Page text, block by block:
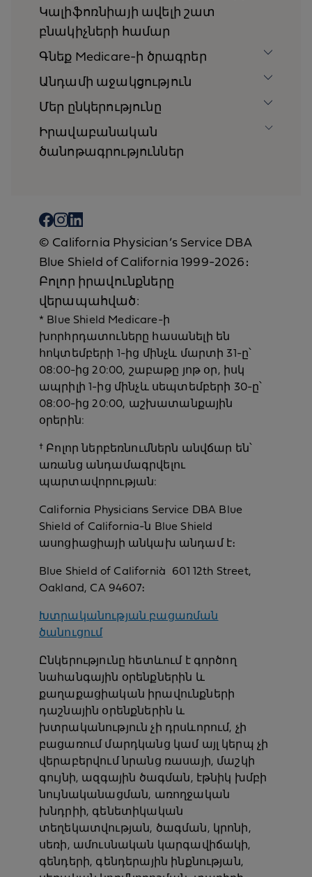
Կալիֆոռնիայի ավելի շատ
բնակիչների համար
Գնեք Medicare-ի ծրագրեր
Անդամի աջակցություն
Մեր ընկերությունը
Իրավաբանական
ծանոթագրություններ
© California Physician’s Service DBA
Blue Shield of California 1999-2026։
Բոլոր իրավունքները
վերապահված:
* Blue Shield Medicare-ի
խորհրդատուները հասանելի են
հոկտեմբերի 1-ից մինչև մարտի 31-ը՝
08:00-ից 20:00, շաբաթը յոթ օր, իսկ
ապրիլի 1-ից մինչև սեպտեմբերի 30-ը՝
08:00-ից 20:00, աշխատանքային
օրերին:
† Բոլոր ներբեռնումներն անվճար են՝
առանց անդամագրվելու
պարտավորության:
California Physicians Service DBA Blue
Shield of California-ն Blue Shield
ասոցիացիայի անկախ անդամ է։
Blue Shield of California` 601 12th Street,
Oakland, CA 94607։
Խտրականության բացառման
ծանուցում
Ընկերությունը հետևում է գործող
նահանգային օրենքներին և
քաղաքացիական իրավունքների
դաշնային օրենքներին և
խտրականություն չի դրսևորում, չի
բացառում մարդկանց կամ այլ կերպ չի
վերաբերվում նրանց ռասայի, մաշկի
գույնի, ազգային ծագման, էթնիկ խմբի
նույնականացման, առողջական
խնդրիի, գենետիկական
տեղեկատվության, ծագման, կրոնի,
սեռի, ամուսնական կարգավիճակի,
գենդերի, գենդերային ինքնության,